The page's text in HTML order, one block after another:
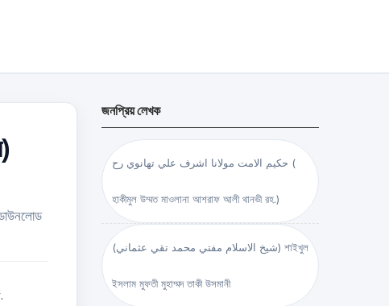
জনপ্রিয় লেখক
حكيم الامت مولانا اشرف علي تهانوي رح (
হাকীমুল উম্মত মাওলানা আশরাফ আলী থানভী রহ.)
(شيخ الاسلام مفتي محمد تقي عثماني) শাইখুল
ইসলাম মুফতী মুহাম্মদ তাকী উসমানী